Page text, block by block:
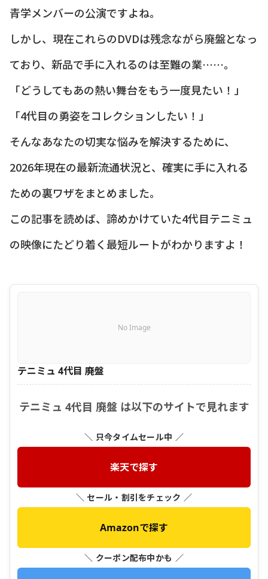
青学メンバーの公演ですよね。
しかし、現在これらのDVDは残念ながら廃盤となっ
ており、新品で手に入れるのは至難の業……。
「どうしてもあの熱い舞台をもう一度見たい！」
「4代目の勇姿をコレクションしたい！」
そんなあなたの切実な悩みを解決するために、
2026年現在の最新流通状況と、確実に手に入れる
ための裏ワザをまとめました。
この記事を読めば、諦めかけていた4代目テニミュ
の映像にたどり着く最短ルートがわかりますよ！
No Image
テニミュ 4代目 廃盤
テニミュ 4代目 廃盤 は以下のサイトで見れます
＼ 只今タイムセール中 ／
楽天で探す
＼ セール・割引をチェック ／
Amazonで探す
＼ クーポン配布中かも ／